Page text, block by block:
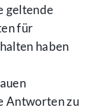
geltende
für
haben
Antworten zu